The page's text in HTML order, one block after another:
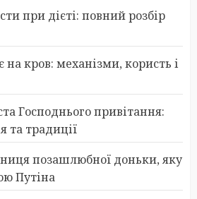
при дієті: повний розбір
кров: механізми, користь і
Господнього привітання:
та традиції
позашлюбної доньки, яку
Путіна